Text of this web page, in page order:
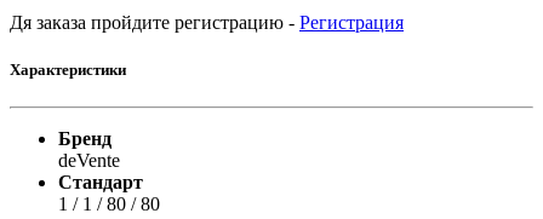
Дя заказа пройдите регистрацию - Регистрация
Характеристики
Бренд
deVente
Стандарт
1 / 1 / 80 / 80